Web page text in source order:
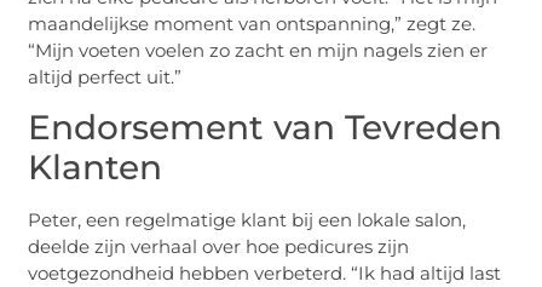
maandelijkse moment van ontspanning,” zegt ze.
“Mijn voeten voelen zo zacht en mijn nagels zien er
altijd perfect uit.”
Endorsement van Tevreden
Klanten
Peter, een regelmatige klant bij een lokale salon,
deelde zijn verhaal over hoe pedicures zijn
voetgezondheid hebben verbeterd. “Ik had altijd last